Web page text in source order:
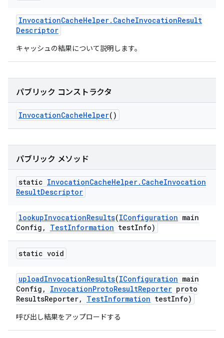
InvocationCacheHelper. CacheInvocationResult
Descriptor
キャッシュの結果について説明します。
パブリック コンストラクタ
InvocationCacheHelper()
パブリック メソッド
static InvocationCacheHelper. CacheInvocation
ResultDescriptor
lookupInvocationResults(IConfiguration main
Config , TestInformation testInfo)
static void
uploadInvocationResults(IConfiguration main
Config , InvocationProtoResultReporter proto
ResultsReporter, TestInformation testInfo)
呼び出し結果をアップロードする